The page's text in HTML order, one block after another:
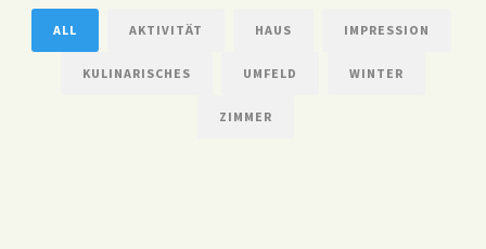
ALL AKTIVITÄT HAUS IMPRESSION
KULINARISCHES UMFELD WINTER
ZIMMER